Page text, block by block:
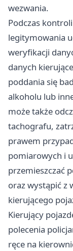
wezwania.
Podczas
legitymowania
weryfikacji
danych
poddania się
alkoholu lub
może także
tachografu,
prawem
pomiarowych i
przemieszczać
oraz wystąpić z
kierującego
Kierujący
polecenia
ręce na